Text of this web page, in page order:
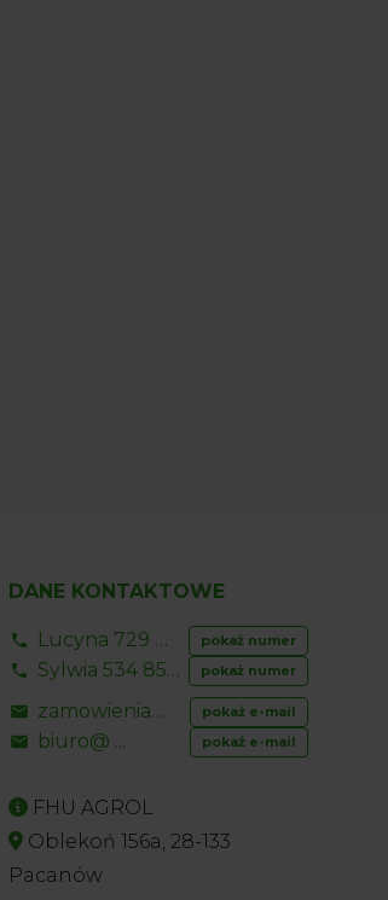
DANE KONTAKTOWE
Lucyna 729 856 ... pokaż numer
Sylwia 534 853 ... pokaż numer
zamowienia@ ... pokaż e-mail
biuro@ ... pokaż e-mail
FHU AGROL
Oblekoń 156a, 28-133
Pacanów